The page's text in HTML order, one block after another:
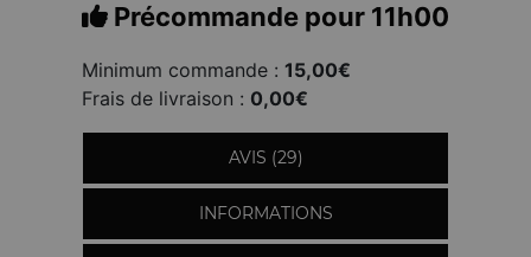
Précommande pour 11h00
Minimum commande : 15,00€
Frais de livraison : 0,00€
AVIS (29)
INFORMATIONS